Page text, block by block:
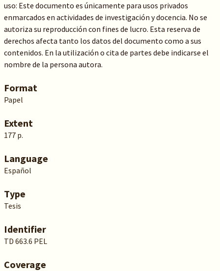
uso: Este documento es únicamente para usos privados
enmarcados en actividades de investigación y docencia. No se
autoriza su reproducción con fines de lucro. Esta reserva de
derechos afecta tanto los datos del documento como a sus
contenidos. En la utilización o cita de partes debe indicarse el
nombre de la persona autora.
Format
Papel
Extent
177 p.
Language
Español
Type
Tesis
Identifier
TD 663.6 PEL
Coverage